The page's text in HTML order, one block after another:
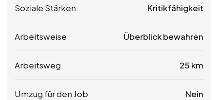
Soziale Stärken Kritikfähigkeit
Arbeitsweise Überblick bewahren
Arbeitsweg 25 km
Umzug für den Job Nein